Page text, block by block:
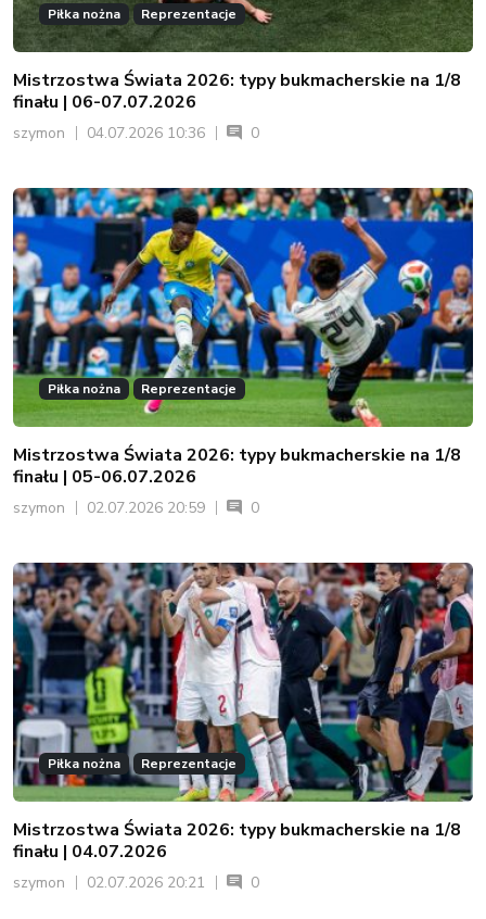
Piłka nożna Reprezentacje
Mistrzostwa Świata 2026: typy bukmacherskie na 1/8
finału | 06-07.07.2026
szymon 04.07.2026 10:36 0
Piłka nożna Reprezentacje
Mistrzostwa Świata 2026: typy bukmacherskie na 1/8
finału | 05-06.07.2026
szymon 02.07.2026 20:59 0
Piłka nożna Reprezentacje
Mistrzostwa Świata 2026: typy bukmacherskie na 1/8
finału | 04.07.2026
szymon 02.07.2026 20:21 0